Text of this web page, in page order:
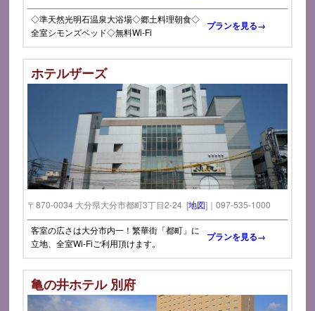
◇準天然光明石温泉大浴場◇郷土料理朝食◇
全室シモンズベッド◇無料Wi-Fi
プランを見る→
ホテルザーズ
〒870-0034 大分県大分市都町3丁目2-24 [地図]｜097-535-1000
客室の広さは大分市内一！繁華街「都町」に
立地、全室Wi-Fiご利用頂けます。
プランを見る→
亀の井ホテル 別府